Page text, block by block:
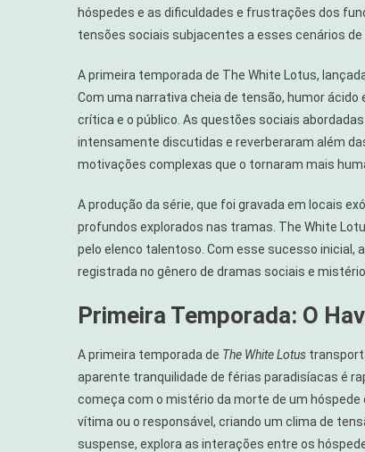
hóspedes e as dificuldades e frustrações dos
tensões sociais subjacentes a esses cenários de
A primeira temporada de The White Lotus,
Com uma narrativa cheia de tensão, humor
crítica e o público. As questões sociais
intensamente discutidas e reverberaram além
motivações complexas que o tornaram mais
A produção da série, que foi gravada em locais
profundos explorados nas tramas. The White
pelo elenco talentoso. Com esse sucesso inicial,
registrada no gênero de dramas sociais e
Primeira Temporada: O
A primeira temporada de The White Lotus
aparente tranquilidade de férias paradisíacas é
começa com o mistério da morte de um
vítima ou o responsável, criando um clima de
suspense, explora as interações entre os